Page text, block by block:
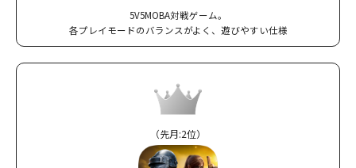
5V5MOBA対戦ゲーム。
各プレイモードのバランスがよく、遊びやすい仕様
（先月:2位）